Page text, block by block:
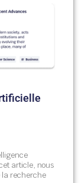
article, nous
la recherche